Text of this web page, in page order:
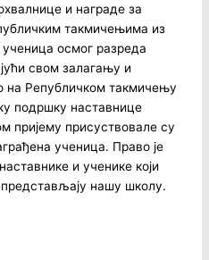
и награде за
такмичењима из
осмог разреда
свом залагању и
на Републичком такмичењу
подршку наставнице
пријему присуствовале су
ученица. Право је
и ученике који
нашу школу.